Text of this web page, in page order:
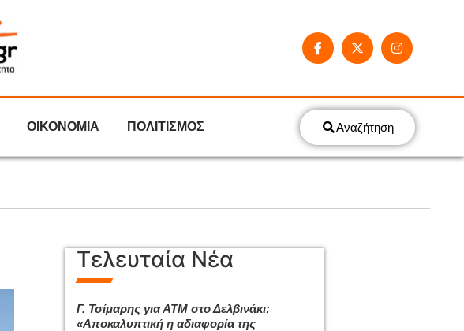
ΟΙΚΟΝΟΜΙΑ ΠΟΛΙΤΙΣΜΟΣ Αναζήτηση
Τελευταία Νέα
Γ. Τσίμαρης για ΑΤΜ στο Δελβινάκι:
«Αποκαλυπτική η αδιαφορία της